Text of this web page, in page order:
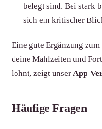
belegt sind. Bei stark
sich ein kritischer
Eine gute Ergänzung
deine Mahlzeiten und
lohnt, zeigt unser App-
Häufige Fragen